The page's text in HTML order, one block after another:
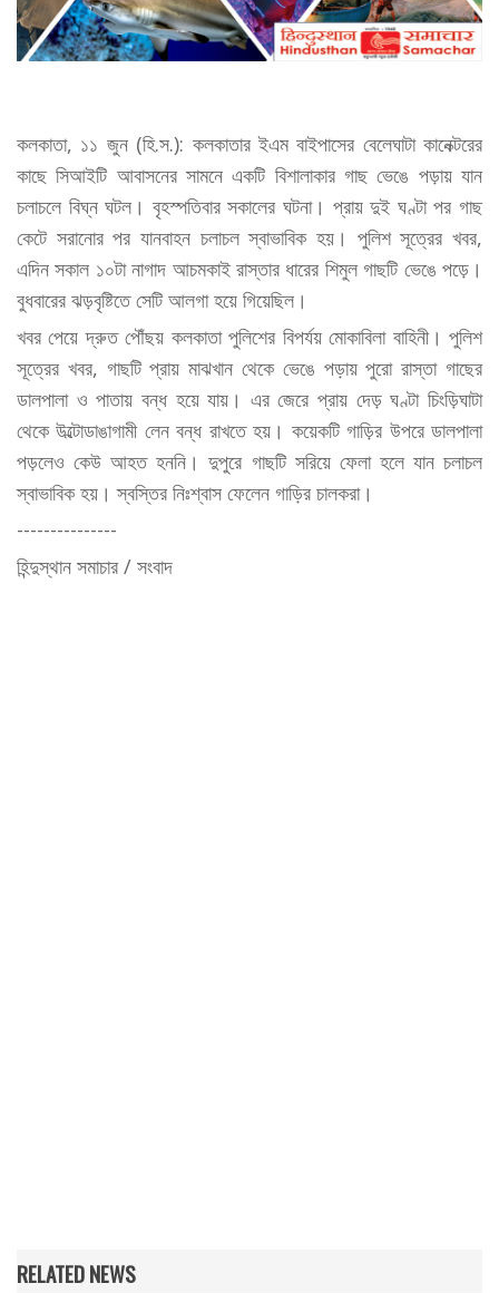
কলকাতা, ১১ জুন (হি.স.): কলকাতার ইএম বাইপাসের বেলেঘাটা কানেক্টরের
কাছে সিআইটি আবাসনের সামনে একটি বিশালাকার গাছ ভেঙে পড়ায় যান
চলাচলে বিঘ্ন ঘটল। বৃহস্পতিবার সকালের ঘটনা। প্রায় দুই ঘণ্টা পর গাছ
কেটে সরানোর পর যানবাহন চলাচল স্বাভাবিক হয়। পুলিশ সূত্রের খবর,
এদিন সকাল ১০টা নাগাদ আচমকাই রাস্তার ধারের শিমুল গাছটি ভেঙে পড়ে।
বুধবারের ঝড়বৃষ্টিতে সেটি আলগা হয়ে গিয়েছিল।
খবর পেয়ে দ্রুত পৌঁছয় কলকাতা পুলিশের বিপর্যয় মোকাবিলা বাহিনী। পুলিশ
সূত্রের খবর, গাছটি প্রায় মাঝখান থেকে ভেঙে পড়ায় পুরো রাস্তা গাছের
ডালপালা ও পাতায় বন্ধ হয়ে যায়। এর জেরে প্রায় দেড় ঘণ্টা চিংড়িঘাটা
থেকে উল্টোডাঙাগামী লেন বন্ধ রাখতে হয়। কয়েকটি গাড়ির উপরে ডালপালা
পড়লেও কেউ আহত হননি। দুপুরে গাছটি সরিয়ে ফেলা হলে যান চলাচল
স্বাভাবিক হয়। স্বস্তির নিঃশ্বাস ফেলেন গাড়ির চালকরা।
---------------
হিন্দুস্থান সমাচার / সংবাদ
RELATED NEWS